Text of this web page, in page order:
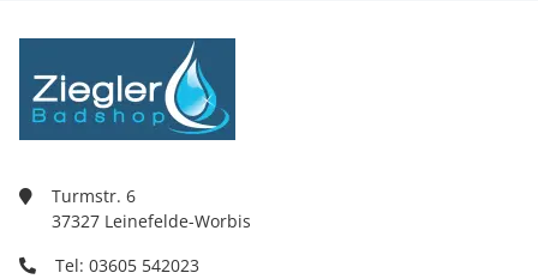
Turmstr. 6
37327 Leinefelde-Worbis
Tel: 03605 542023